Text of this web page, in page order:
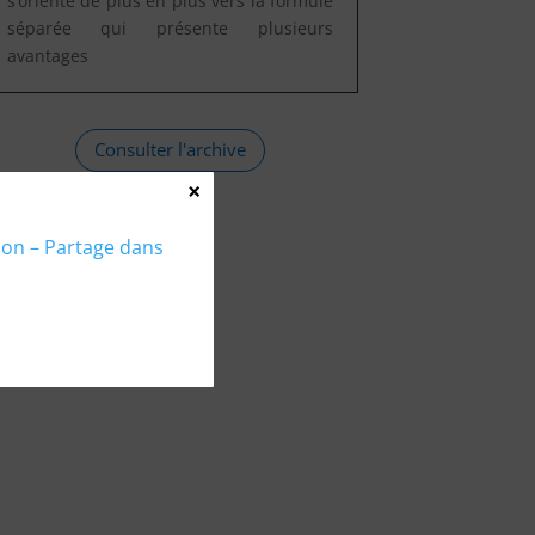
séparée qui présente plusieurs
avantages
Consulter l'archive
– Partage dans
×